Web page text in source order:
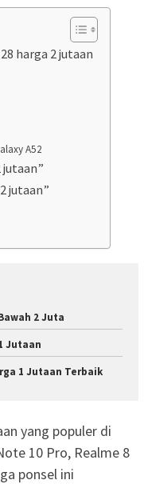
harga 2 jutaan
A52
jutaan”
jutaan”
2 Juta
Jutaan
1 Jutaan Terbaik
yang populer di
10 Pro, Realme 8
ponsel ini